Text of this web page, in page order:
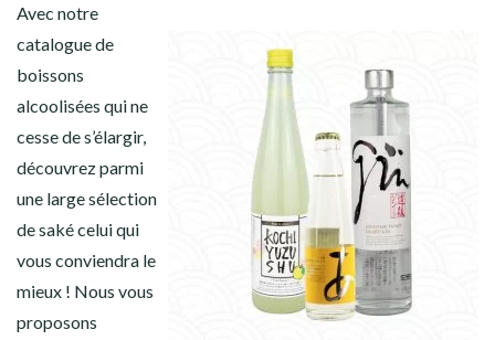
Avec notre
catalogue de
boissons
alcoolisées qui ne
cesse de s’élargir,
découvrez parmi
une large sélection
de saké celui qui
vous conviendra le
mieux ! Nous vous
proposons